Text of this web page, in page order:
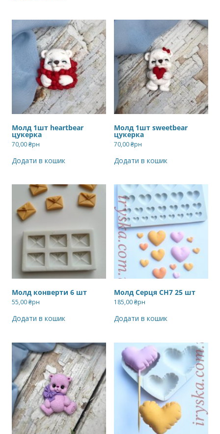
Молд 1шт heartbear
цукерка
70,00₴рн
Додати в кошик
Молд 1шт sweetbear
цукерка
70,00₴рн
Додати в кошик
Молд конверти 6 шт
55,00₴рн
Додати в кошик
Молд Серця СН7 25 шт
185,00₴рн
Додати в кошик